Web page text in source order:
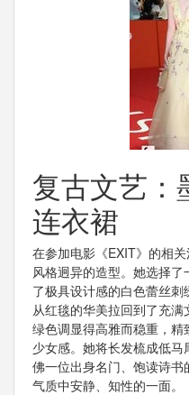
复古文艺：
连衣裙
在参加电影《EXIT》的相
风格迥异的造型。她选择
了极具设计感的白色蕾丝
从红毯的华美拉回到了充
绿色调显得高雅而稳重，
少女感。她将长发梳成低
佛一位出身名门、饱读诗
气质中安静、知性的一面。